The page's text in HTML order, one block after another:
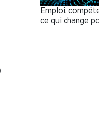
Emploi,
ce qui change